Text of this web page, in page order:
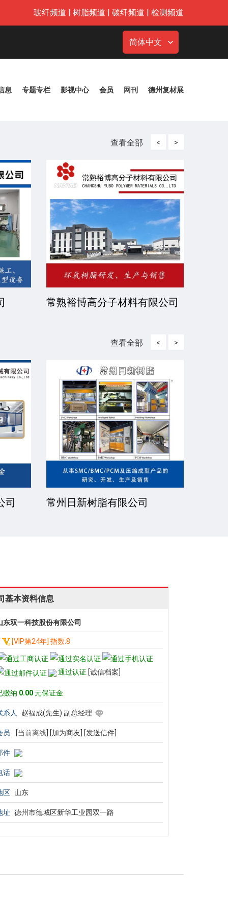
玻纤频道 | 树脂频道 | 碳纤频道 | 检测频道
简体中文
息 专题专栏 影视中心 会员 网刊 德州复材展
查看全部 <
中远恒达涂装设备有限公 北京伊诺瓦科技有
>
查看全部 <
安徽金骏复合材料有限公司
>
基本资料信息
东双一科技股份有限公司
[VIP第24年] 指数:8
通过认证 [诚信档案]
缴纳 0.00 元保证金
系人 赵福成(先生) 副总经理
员 [当前离线] [加为商友] [发送信件]
件
话
区 山东
址 德州市德城区新华工业园双一路